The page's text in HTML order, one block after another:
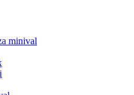
minival